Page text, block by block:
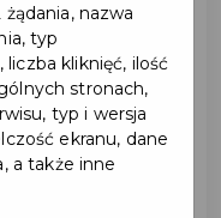
nazwa
typ
kliknięć, ilość
stronach,
typ i wersja
ekranu, dane
a także inne